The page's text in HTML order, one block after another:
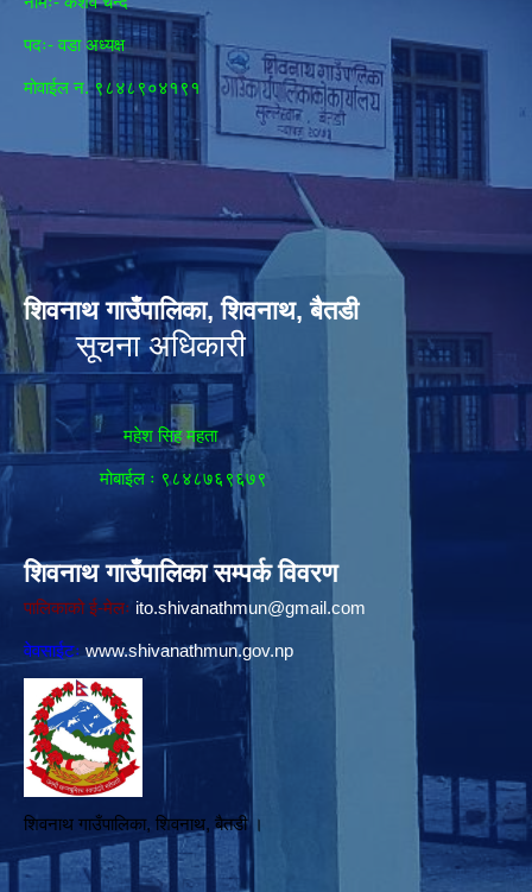
पदः- वडा अध्यक्ष
मोवाईल न‌. ९८४८९०४१९१
शिवनाथ गाउँपालिका, शिवनाथ, बैतडी
सूचना अधिकारी
महेश सिह महता
मोबाईल ः ९८४८७६९६७९
शिवनाथ गाउँपालिका सम्पर्क विवरण
पालिकाको ई-मेलः ito.shivanathmun@gmail.com
वेवसाईटः www.shivanathmun.gov.np
शिवनाथ गाउँपालिका, शिवनाथ, बैतडी ।